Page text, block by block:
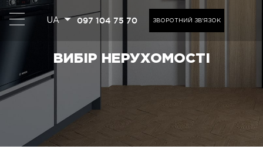
UA 097 104 75 70 ЗВОРОТНИЙ ЗВ'ЯЗОК
ВИБІР НЕРУХОМОСТІ